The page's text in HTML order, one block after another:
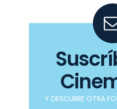
Y DESCUBRE OTRA